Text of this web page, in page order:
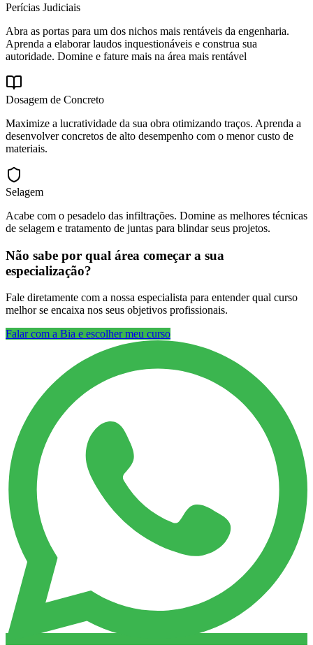
Perícias Judiciais
Abra as portas para um dos nichos mais rentáveis da engenharia.
Aprenda a elaborar laudos inquestionáveis e construa sua
autoridade. Domine e fature mais na área mais rentável
Dosagem de Concreto
Maximize a lucratividade da sua obra otimizando traços. Aprenda a
desenvolver concretos de alto desempenho com o menor custo de
materiais.
Selagem
Acabe com o pesadelo das infiltrações. Domine as melhores técnicas
de selagem e tratamento de juntas para blindar seus projetos.
Não sabe por qual área começar a sua
especialização?
Fale diretamente com a nossa especialista para entender qual curso
melhor se encaixa nos seus objetivos profissionais.
Falar com a Bia e escolher meu curso